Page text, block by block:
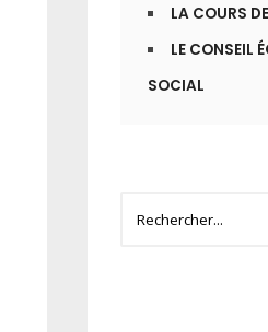
LA COURS
LE CONSEIL
SOCIAL